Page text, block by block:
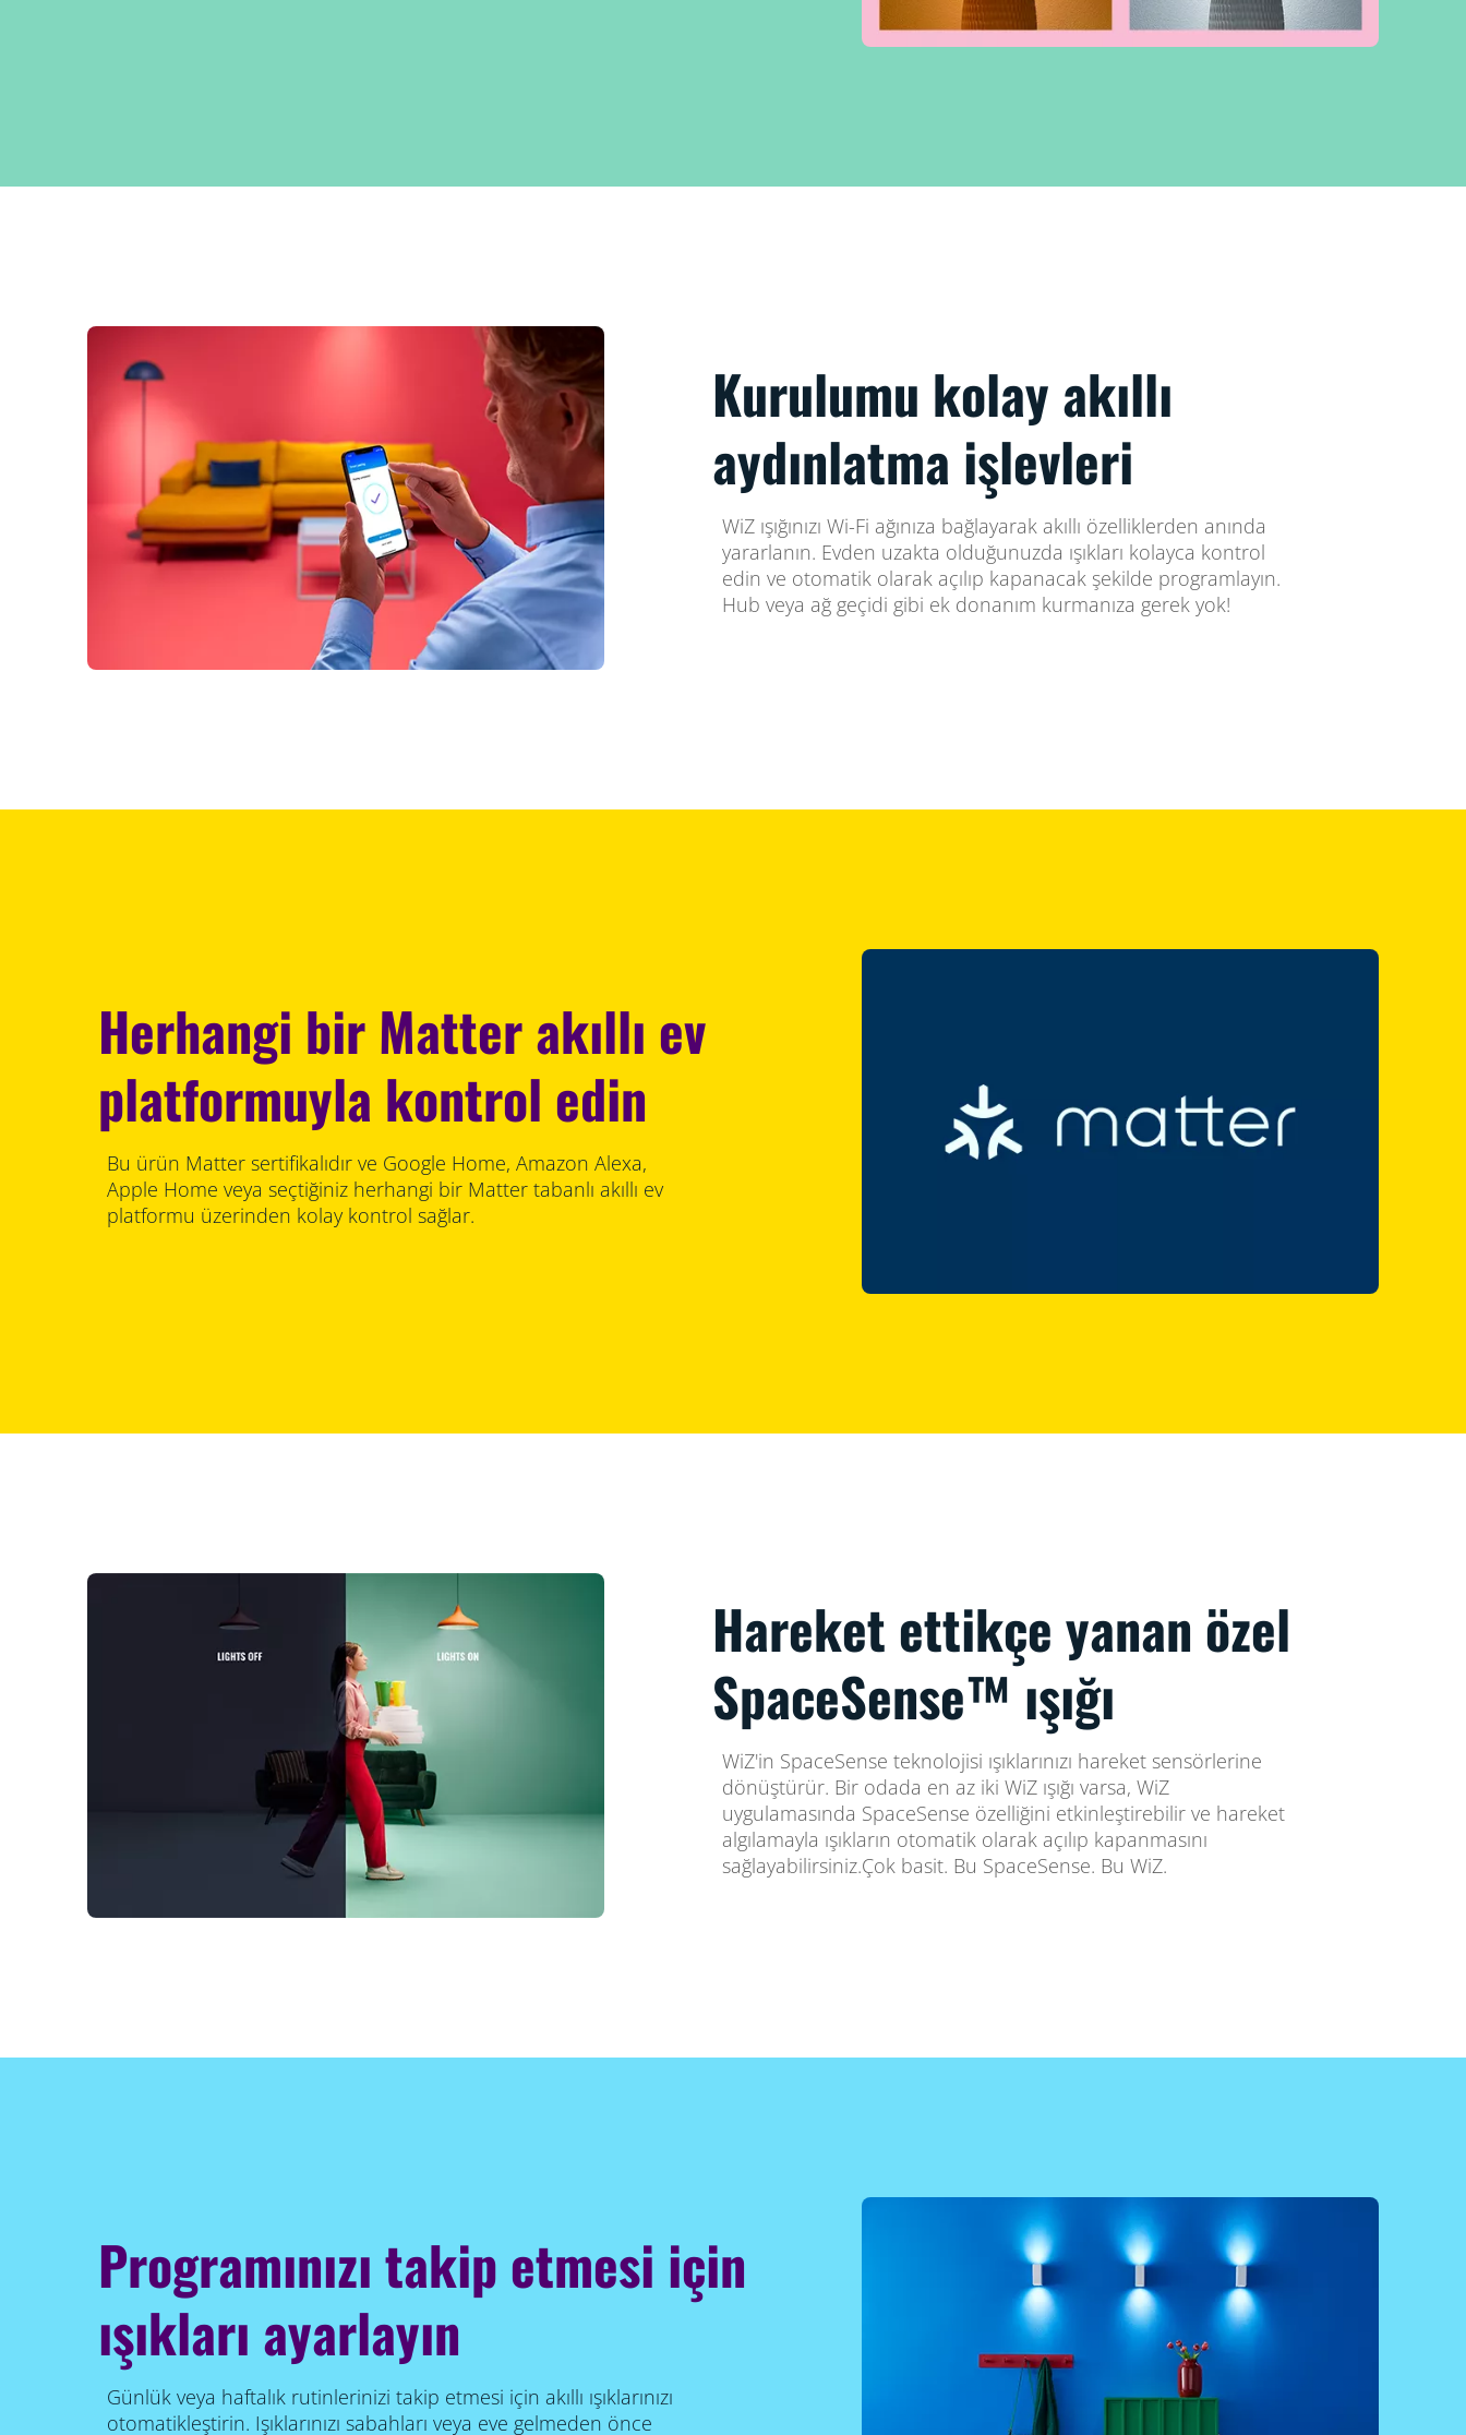
Kurulumu kolay akıllı
aydınlatma işlevleri
WiZ ışığınızı Wi-Fi ağınıza bağlayarak akıllı özelliklerden anında
yararlanın. Evden uzakta olduğunuzda ışıkları kolayca kontrol
edin ve otomatik olarak açılıp kapanacak şekilde programlayın.
Hub veya ağ geçidi gibi ek donanım kurmanıza gerek yok!
Herhangi bir Matter akıllı ev
platformuyla kontrol edin
Bu ürün Matter sertifikalıdır ve Google Home, Amazon Alexa,
Apple Home veya seçtiğiniz herhangi bir Matter tabanlı akıllı ev
platformu üzerinden kolay kontrol sağlar.
Hareket ettikçe yanan özel
SpaceSense™ ışığı
WiZ'in SpaceSense teknolojisi ışıklarınızı hareket sensörlerine
dönüştürür. Bir odada en az iki WiZ ışığı varsa, WiZ
uygulamasında SpaceSense özelliğini etkinleştirebilir ve hareket
algılamayla ışıkların otomatik olarak açılıp kapanmasını
sağlayabilirsiniz.Çok basit. Bu SpaceSense. Bu WiZ.
Programınızı takip etmesi için
ışıkları ayarlayın
Günlük veya haftalık rutinlerinizi takip etmesi için akıllı ışıklarınızı
otomatikleştirin. Işıklarınızı sabahları veya eve gelmeden önce